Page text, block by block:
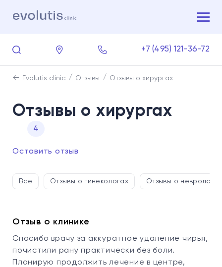
+7 (495) 121-36-72
Evolutis clinic Отзывы Отзывы о хирургах
Отзывы о хирургах
4
Оставить отзыв
Все Отзывы о гинекологах Отзывы о неврологах
Отзыв о клинике
Спасибо врачу за аккуратное удаление чирья,
почистили рану практически без боли.
Планирую продолжить лечение в центре,